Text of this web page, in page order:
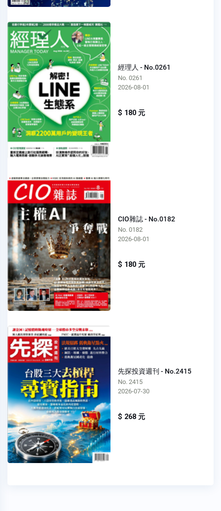
經理人 - No.0261
No. 0261
2026-08-01
$ 180 元
CIO雜誌 - No.0182
No. 0182
2026-08-01
$ 180 元
先探投資週刊 - No.2415
No. 2415
2026-07-30
$ 268 元